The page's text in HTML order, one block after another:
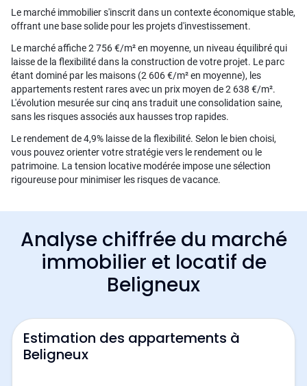
Le marché immobilier s'inscrit dans un contexte économique stable,
offrant une base solide pour les projets d'investissement.
Le marché affiche 2 756 €/m² en moyenne, un niveau équilibré qui
laisse de la flexibilité dans la construction de votre projet. Le parc
étant dominé par les maisons (2 606 €/m² en moyenne), les
appartements restent rares avec un prix moyen de 2 638 €/m².
L'évolution mesurée sur cinq ans traduit une consolidation saine,
sans les risques associés aux hausses trop rapides.
Le rendement de 4,9% laisse de la flexibilité. Selon le bien choisi,
vous pouvez orienter votre stratégie vers le rendement ou le
patrimoine. La tension locative modérée impose une sélection
rigoureuse pour minimiser les risques de vacance.
Analyse chiffrée du marché
immobilier et locatif de
Beligneux
Estimation des appartements à
Beligneux